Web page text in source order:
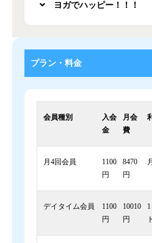
ヨガでハッピー！！！
プラン・料金
会員種別
入会
金
月会
費
月4回会員
1100
円
8470
円
デイタイム会員
1100
円
10010
円